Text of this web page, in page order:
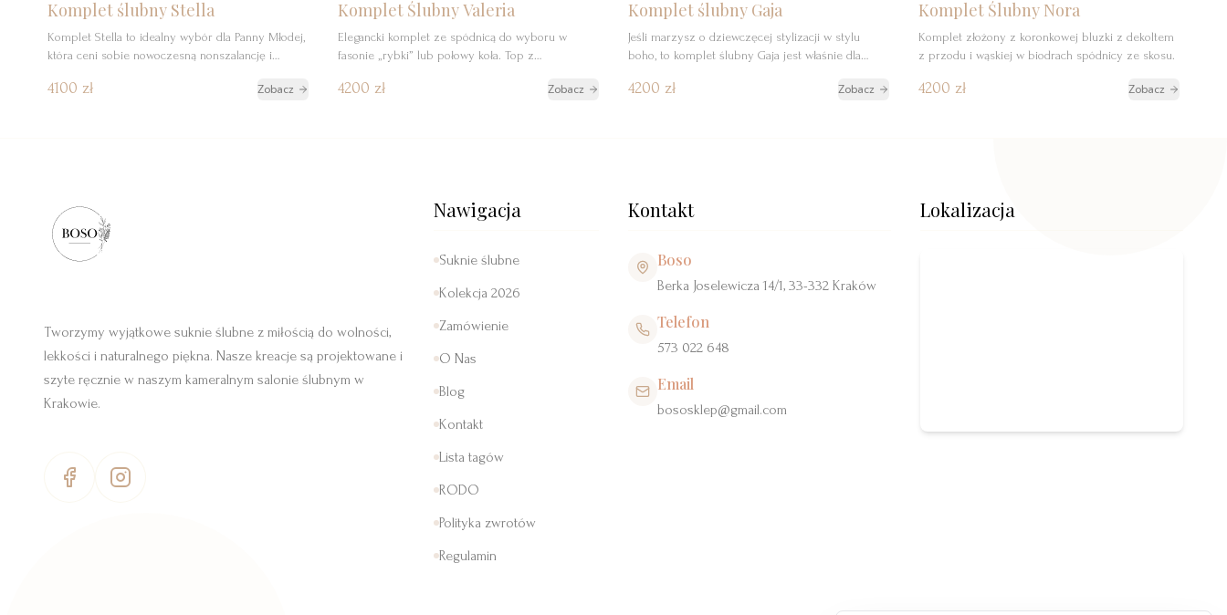
Komplet ślubny Stella
Komplet Stella to idealny wybór dla Panny Młodej,
która ceni sobie nowoczesną nonszalancję i
składa się z prostego, dopasowanego topu na
4100 zł Zobacz
Komplet Ślubny Valeria
Elegancki komplet ze spódnicą do wyboru w
fasonie „rybki” lub połowy koła. Top z
4200 zł Zobacz
Komplet ślubny Gaja
Jeśli marzysz o dziewczęcej stylizacji w stylu
boho, to komplet ślubny Gaja jest właśnie dla
subtelną romantyczność z delikatną nonszalancją,
4200 zł Zobacz
Komplet Ślubny Nora
Komplet złożony z koronkowej bluzki z dekoltem
z przodu i wąskiej w biodrach spódnicy ze skosu.
4200 zł Zobacz
Tworzymy wyjątkowe suknie ślubne z miłością do wolności,
lekkości i naturalnego piękna. Nasze kreacje są projektowane i
szyte ręcznie w naszym kameralnym salonie ślubnym w
Krakowie.
Nawigacja
Suknie ślubne
Kolekcja 2026
Zamówienie
O Nas
Blog
Kontakt
Lista tagów
RODO
Polityka zwrotów
Regulamin
Kontakt
Boso
Berka Joselewicza 14/1, 33-332 Kraków
Telefon
573 022 648
Email
bososklep@gmail.com
Lokalizacja